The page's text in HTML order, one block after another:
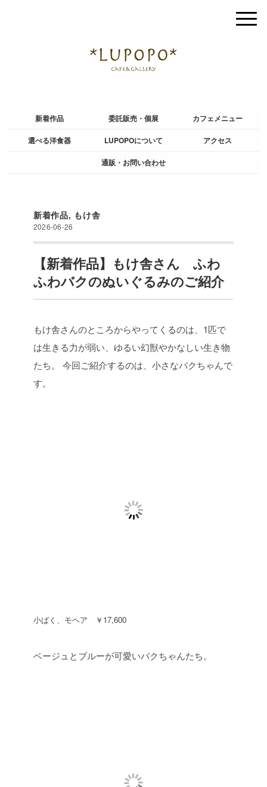
新着作品 委託販売・個展 カフェメニュー
選べる洋食器 LUPOPOについて アクセス
通販・お問い合わせ
新着作品, もけ舎
2026-06-26
【新着作品】もけ舎さん ふわ
ふわバクのぬいぐるみのご紹介
もけ舎さんのところからやってくるのは、1匹で
は生きる力が弱い、ゆるい幻獣やかなしい生き物
たち。
今回ご紹介するのは、小さなバクちゃんで
す。
小ばく、モヘア ￥17,600
ベージュとブルーが可愛いバクちゃんたち。